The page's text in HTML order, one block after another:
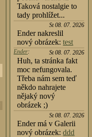
Taková nostalgie to
tady prohlížet...
St 08. 07. 2026
Ender nakreslil
nový obrázek:test
St 08. 07. 2026
Ender:
Huh, ta stránka fakt
moc nefungovala.
Třeba nám sem teď
někdo nahrajete
nějaký nový
obrázek ;)
St 08. 07. 2026
Ender má v Galerii
nový obrázek:ddd